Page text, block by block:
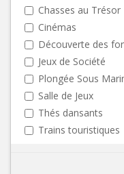
Chasses au Trésor
Cinémas
Découverte des
Jeux de Société
Plongée Sous
Salle de Jeux
Thés dansants
Trains touristiques